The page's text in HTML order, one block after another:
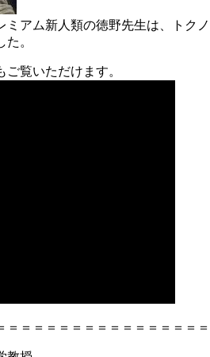
アム新人類の徳野先生は、トク
。
覧いただけます。
＝＝＝＝＝＝＝＝＝＝＝＝＝＝＝